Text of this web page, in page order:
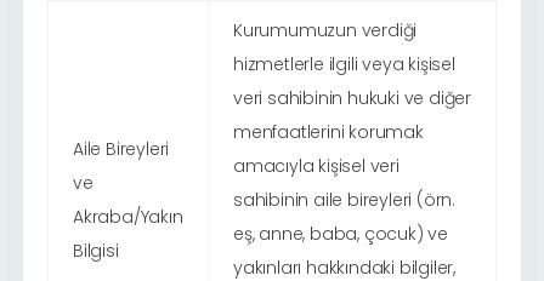
Aile Bireyleri
ve
Akraba/Yakın
Bilgisi
Kurumumuzun verdiği
hizmetlerle ilgili veya kişisel
veri sahibinin hukuki ve diğer
menfaatlerini korumak
amacıyla kişisel veri
sahibinin aile bireyleri (örn.
eş, anne, baba, çocuk) ve
yakınları hakkındaki bilgiler,